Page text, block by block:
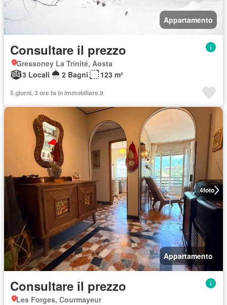
Appartamento
Consultare il prezzo
Gressoney La Trinité, Aosta
3 Locali
2 Bagni 123 m²
5 giorni, 3 ore fa in Immobiliare.it
4foto
Appartamento
Consultare il prezzo
Les Forges, Courmayeur